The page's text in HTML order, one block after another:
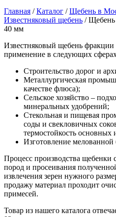
Главная / Каталог / Щебень в
Известняковый щебень / Щебень
40 мм
Известняковый щебень
применение в следующих сферах
Строительство дорог и
Металлургическая
качестве флюса);
Сельское хозяйство –
минеральных удобрений;
Стекольная и пищевая
соды и свекловичных
термостойкость основных
Изготовление мелованной
Процесс производства щебенки
пород и просеивания
извлечения зерен нужного
продажу материал проходит
примесей.
Товар из нашего каталога